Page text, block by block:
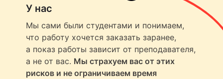
У нас
Мы сами были студентами и понимаем,
что работу хочется заказать заранее,
а показ работы зависит от преподавателя,
а не от вас. Мы страхуем вас от этих
рисков и не ограничиваем время